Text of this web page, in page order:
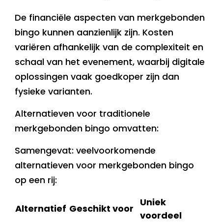
De financiële aspecten van merkgebonden
bingo kunnen aanzienlijk zijn. Kosten
variëren afhankelijk van de complexiteit en
schaal van het evenement, waarbij digitale
oplossingen vaak goedkoper zijn dan
fysieke varianten.
Alternatieven voor traditionele
merkgebonden bingo omvatten:
Samengevat: veelvoorkomende
alternatieven voor merkgebonden bingo
op een rij:
Alternatief Geschikt voor
Uniek
voordeel